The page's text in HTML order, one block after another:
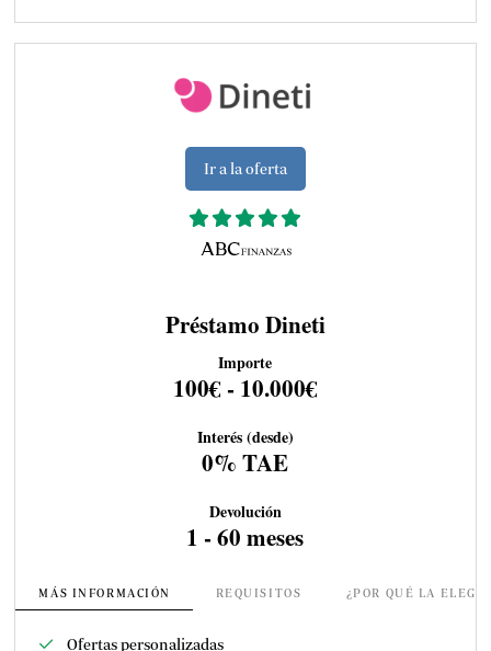
Ir a la oferta
Préstamo Dineti
Importe
100€ - 10.000€
Interés (desde)
0% TAE
Devolución
1 - 60 meses
MÁS INFORMACIÓN REQUISITOS ¿POR QUÉ LA
Ofertas personalizadas